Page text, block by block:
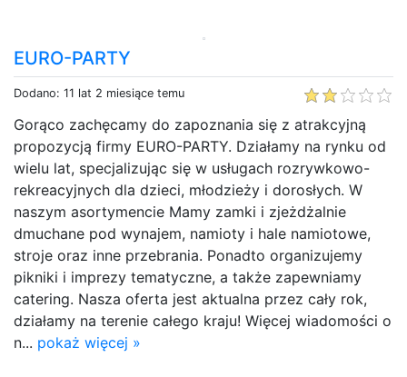
EURO-PARTY
Dodano: 11 lat 2 miesiące temu
Gorąco zachęcamy do zapoznania się z atrakcyjną
propozycją firmy EURO-PARTY. Działamy na rynku od
wielu lat, specjalizując się w usługach rozrywkowo-
rekreacyjnych dla dzieci, młodzieży i dorosłych. W
naszym asortymencie Mamy zamki i zjeżdżalnie
dmuchane pod wynajem, namioty i hale namiotowe,
stroje oraz inne przebrania. Ponadto organizujemy
pikniki i imprezy tematyczne, a także zapewniamy
catering. Nasza oferta jest aktualna przez cały rok,
działamy na terenie całego kraju! Więcej wiadomości o
n... pokaż więcej »